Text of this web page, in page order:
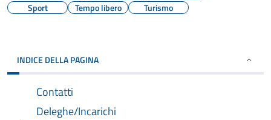
Sport
Tempo libero Turismo
INDICE DELLA PAGINA
Contatti
Deleghe/Incarichi